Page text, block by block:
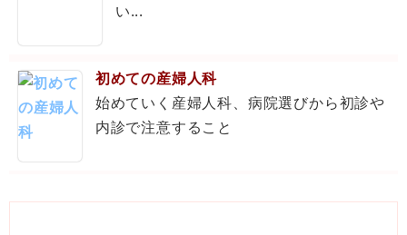
い...
初めての産婦人科
始めていく産婦人科、病院選びから初診や
内診で注意すること